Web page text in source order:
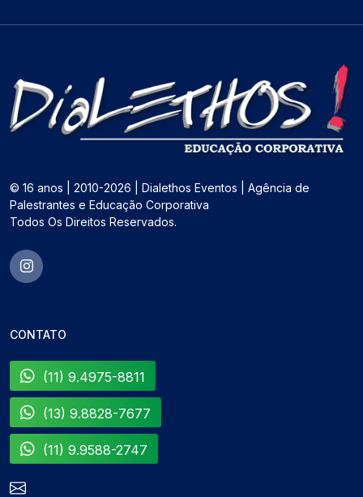
© 16 anos | 2010-2026 | Dialethos Eventos | Agência de
Palestrantes e Educação Corporativa
Todos Os Direitos Reservados.
CONTATO
(11) 9.4975-8811
(13) 9.8828-7677
(11) 9.9588-2747